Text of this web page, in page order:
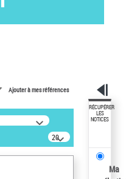
Ajouter à mes références
20
résultats/page
RÉCUPÉRER
LES
NOTICES
Ma